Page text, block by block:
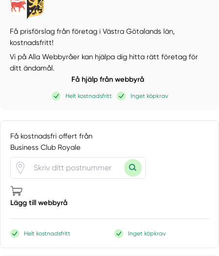
Få prisförslag från företag i Västra Götalands län,
kostnadsfritt!
Vi på Alla Webbyråer kan hjälpa dig hitta rätt företag för
ditt ändamål.
Få hjälp från webbyrå
Helt kostnadsfritt Inget köpkrav
Få kostnadsfri offert från
Business Club Royale
Lägg till webbyrå
Helt kostnadsfritt Inget köpkrav